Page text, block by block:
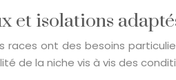
et isolations
races ont des besoins
de la niche vis à vis des